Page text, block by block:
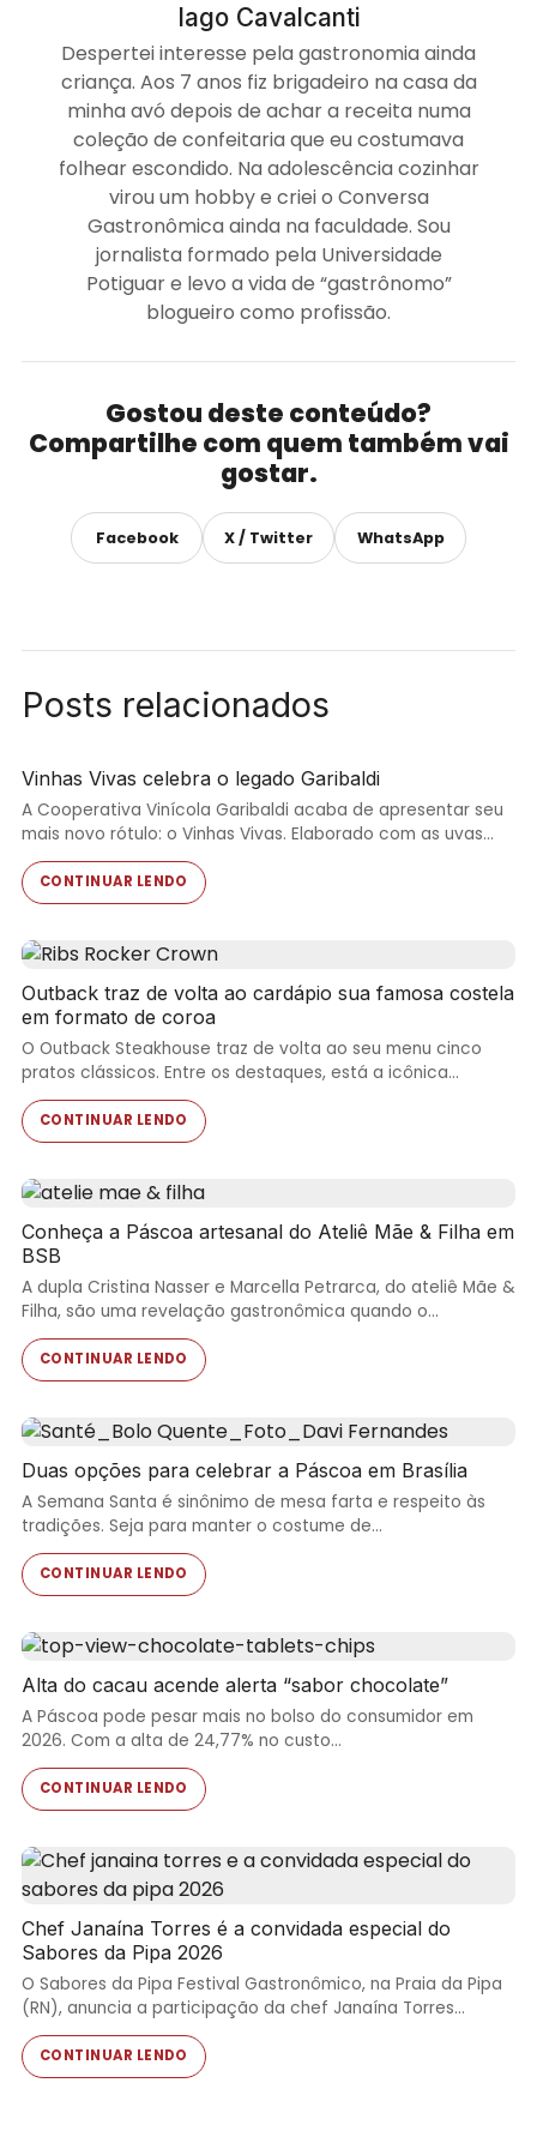
Iago Cavalcanti
Despertei interesse pela gastronomia ainda
criança. Aos 7 anos fiz brigadeiro na casa da
minha avó depois de achar a receita numa
coleção de confeitaria que eu costumava
folhear escondido. Na adolescência cozinhar
virou um hobby e criei o Conversa
Gastronômica ainda na faculdade. Sou
jornalista formado pela Universidade
Potiguar e levo a vida de “gastrônomo”
blogueiro como profissão.
Gostou deste conteúdo?
Compartilhe com quem também vai
gostar.
Facebook X / Twitter WhatsApp
Posts relacionados
Vinhas Vivas celebra o legado Garibaldi
A Cooperativa Vinícola Garibaldi acaba de apresentar seu
mais novo rótulo: o Vinhas Vivas. Elaborado com as uvas…
CONTINUAR LENDO
Outback traz de volta ao cardápio sua famosa costela
em formato de coroa
O Outback Steakhouse traz de volta ao seu menu cinco
pratos clássicos. Entre os destaques, está a icônica…
CONTINUAR LENDO
Conheça a Páscoa artesanal do Ateliê Mãe & Filha em
BSB
A dupla Cristina Nasser e Marcella Petrarca, do ateliê Mãe &
Filha, são uma revelação gastronômica quando o…
CONTINUAR LENDO
Duas opções para celebrar a Páscoa em Brasília
A Semana Santa é sinônimo de mesa farta e respeito às
tradições. Seja para manter o costume de…
CONTINUAR LENDO
Alta do cacau acende alerta “sabor chocolate”
A Páscoa pode pesar mais no bolso do consumidor em
2026. Com a alta de 24,77% no custo…
CONTINUAR LENDO
Chef Janaína Torres é a convidada especial do
Sabores da Pipa 2026
O Sabores da Pipa Festival Gastronômico, na Praia da Pipa
(RN), anuncia a participação da chef Janaína Torres…
CONTINUAR LENDO